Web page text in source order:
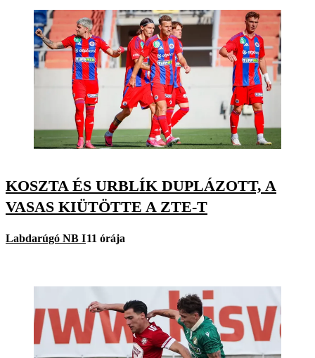
KOSZTA ÉS URBLÍK DUPLÁZOTT, A
VASAS KIÜTÖTTE A ZTE-T
Labdarúgó NB I11 órája